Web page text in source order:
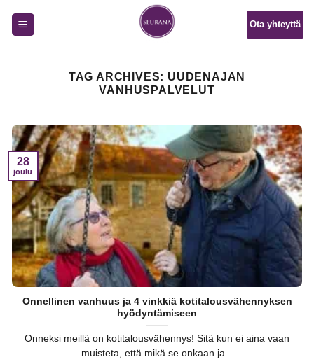
Ota yhteyttä
TAG ARCHIVES: UUDENAJAN
VANHUSPALVELUT
Onnellinen vanhuus ja 4 vinkkiä kotitalousvähennyksen
hyödyntämiseen
Onneksi meillä on kotitalousvähennys! Sitä kun ei aina vaan
muisteta, että mikä se onkaan ja...
28
joulu